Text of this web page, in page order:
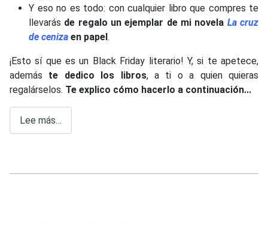
Y eso no es todo: con cualquier libro que compres te
llevarás de regalo un ejemplar de mi novela La cruz
de ceniza en papel.
¡Esto sí que es un Black Friday literario! Y, si te apetece,
además te dedico los libros, a ti o a quien quieras
regalárselos. Te explico cómo hacerlo a continuación...
Lee más…